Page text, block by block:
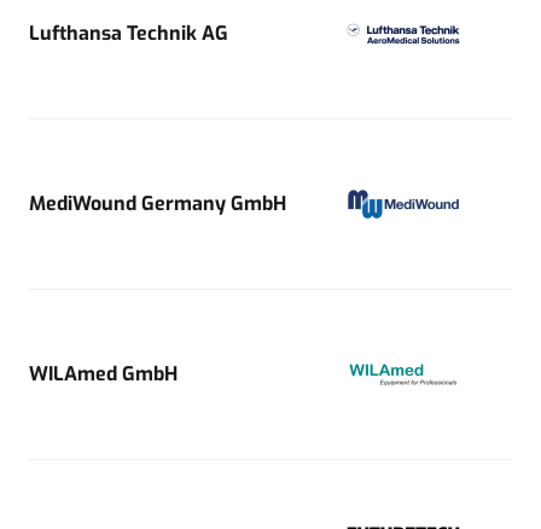
Lufthansa Technik AG
MediWound Germany GmbH
WILAmed GmbH